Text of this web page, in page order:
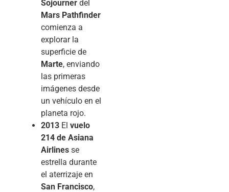
Sojourner del
Mars Pathfinder
comienza a
explorar la
superficie de
Marte, enviando
las primeras
imágenes desde
un vehículo en el
planeta rojo.
2013 El vuelo
214 de Asiana
Airlines se
estrella durante
el aterrizaje en
San Francisco,